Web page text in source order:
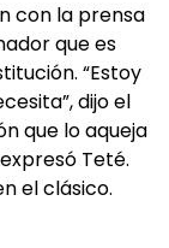
con la prensa
que es
“Estoy
dijo el
que lo aqueja
Teté.
el clásico.